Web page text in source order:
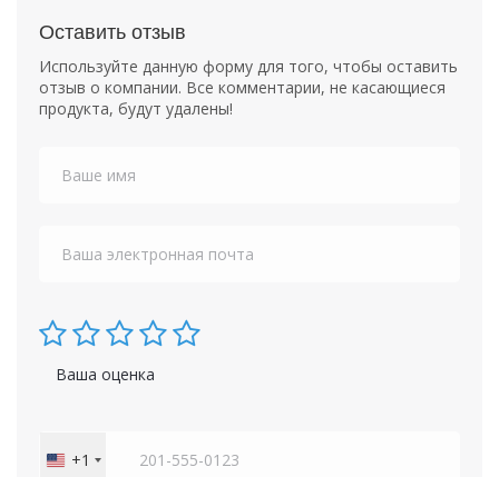
Оставить отзыв
Используйте данную форму для того, чтобы оставить
отзыв о компании. Все комментарии, не касающиеся
продукта, будут удалены!
Ваша оценка
United
+1